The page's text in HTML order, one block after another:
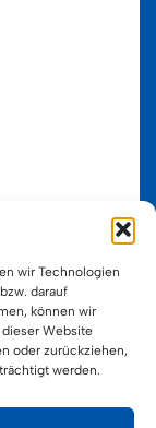
wir Technologien
darauf
können wir
dieser Website
oder zurückziehen,
werden.